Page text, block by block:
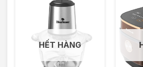
HẾT HÀNG